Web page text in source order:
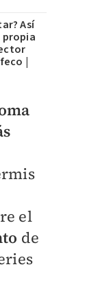
Así
propia
|
el
de